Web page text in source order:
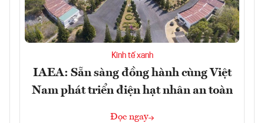
Kinh tế xanh
IAEA: Sẵn sàng đồng hành cùng Việt
Nam phát triển điện hạt nhân an toàn
Đọc ngay